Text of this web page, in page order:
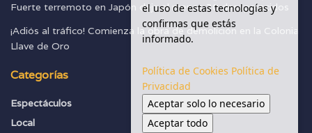
Fuerte terremoto en Japón deja al menos 30 desaparecidos
¡Adiós al tráfico! Comienza la obra de demolición en la Colonia
Llave de Oro
Categorías
Espectáculos
Local
Seguridad
Sociedad
el uso de estas tecnologías y
confirmas que estás
informado.
Política de Cookies Política de
Privacidad
Aceptar solo lo necesario
Aceptar todo